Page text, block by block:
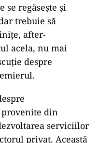
se regăsește și
trebuie să
after-
acela, nu mai
despre
din
serviciilor
privat. Această